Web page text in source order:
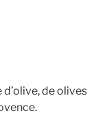
d’olive, de olives